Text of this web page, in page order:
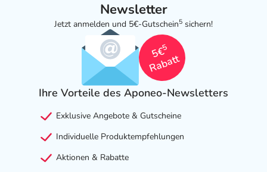
Newsletter
Jetzt anmelden und 5€-Gutschein5 sichern!
5€
5
Rabatt
Ihre Vorteile des Aponeo-Newsletters
Exklusive Angebote & Gutscheine
Individuelle Produktempfehlungen
Aktionen & Rabatte